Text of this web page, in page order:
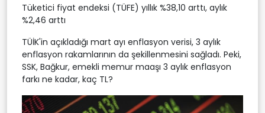
Tüketici fiyat endeksi (TÜFE) yıllık %38,10 arttı, aylık
%2,46 arttı
TÜİK'in açıkladığı mart ayı enflasyon verisi, 3 aylık
enflasyon rakamlarının da şekillenmesini sağladı. Peki,
SSK, Bağkur, emekli memur maaşı 3 aylık enflasyon
farkı ne kadar, kaç TL?